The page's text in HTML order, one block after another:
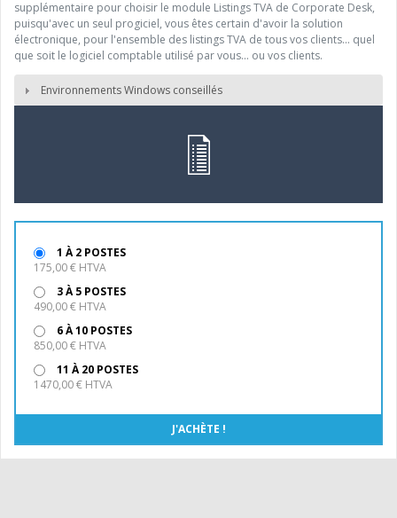
supplémentaire pour choisir le module Listings TVA de Corporate Desk,
puisqu'avec un seul progiciel, vous êtes certain d'avoir la solution
électronique, pour l'ensemble des listings TVA de tous vos clients... quel
que soit le logiciel comptable utilisé par vous... ou vos clients.
Environnements Windows conseillés
1 À 2 POSTES
175,00 € HTVA
3 À 5 POSTES
490,00 € HTVA
6 À 10 POSTES
850,00 € HTVA
11 À 20 POSTES
1470,00 € HTVA